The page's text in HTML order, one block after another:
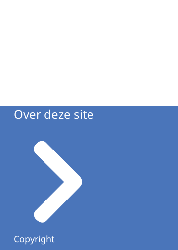
Over deze site
Copyright